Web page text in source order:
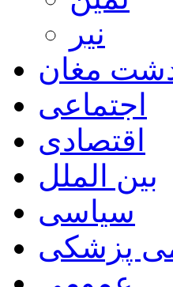
نیر
مغان
اجتماعی
اقتصادی
بین الملل
سیاسی
پزشکی